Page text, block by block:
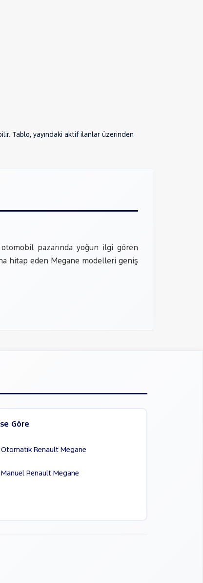
Tablo, yayındaki aktif ilanlar üzerinden
pazarında yoğun ilgi gören
hitap eden Megane modelleri geniş
Göre
Otomatik Renault Megane
Manuel Renault Megane